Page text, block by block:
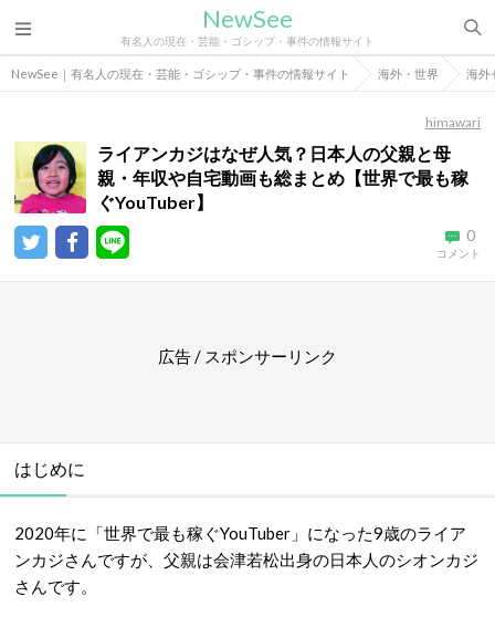
NewSee
有名人の現在・芸能・ゴシップ・事件の情報サイト
NewSee｜有名人の現在・芸能・ゴシップ・事件の情報サイト 海外・世界 海外
himawari
ライアンカジはなぜ人気？日本人の父親と母
親・年収や自宅動画も総まとめ【世界で最も稼
ぐYouTuber】
0
コメント
広告 / スポンサーリンク
はじめに
2020年に「世界で最も稼ぐYouTuber」になった9歳のライア
ンカジさんですが、父親は会津若松出身の日本人のシオンカジ
さんです。